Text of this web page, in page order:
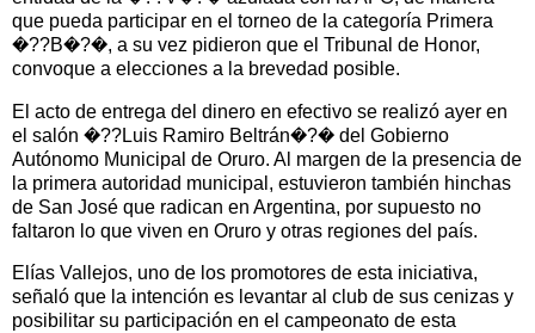
que pueda participar en el torneo de la categoría Primera
�??B�?�, a su vez pidieron que el Tribunal de Honor,
convoque a elecciones a la brevedad posible.
El acto de entrega del dinero en efectivo se realizó ayer en
el salón �??Luis Ramiro Beltrán�?� del Gobierno
Autónomo Municipal de Oruro. Al margen de la presencia de
la primera autoridad municipal, estuvieron también hinchas
de San José que radican en Argentina, por supuesto no
faltaron lo que viven en Oruro y otras regiones del país.
Elías Vallejos, uno de los promotores de esta iniciativa,
señaló que la intención es levantar al club de sus cenizas y
posibilitar su participación en el campeonato de esta